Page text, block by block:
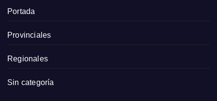
Portada
Provinciales
Regionales
Sin categoría